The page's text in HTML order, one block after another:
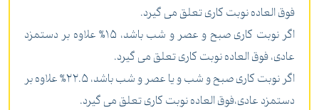
فوق العاده نوبت کاری تعلق می گیرد.
اگر نوبت کاری صبح و عصر و شب باشد، 15% علاوه بر دستمزد
عادی، فوق العاده نوبت کاری تعلق می گیرد.
اگر نوبت کاری صبح و شب و یا عصر و شب باشد، 22.5% علاوه بر
دستمزد عادی،فوق العاده نوبت کاری تعلق می گیرد.